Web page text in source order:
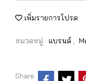
เพิ่มรายการโปรด
หมวดหมู่ : แบรนด์ ,
Share